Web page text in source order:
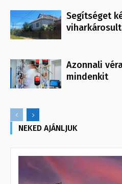
Segítséget
Azonnali
mindenkit
NEKED AJÁNLJUK